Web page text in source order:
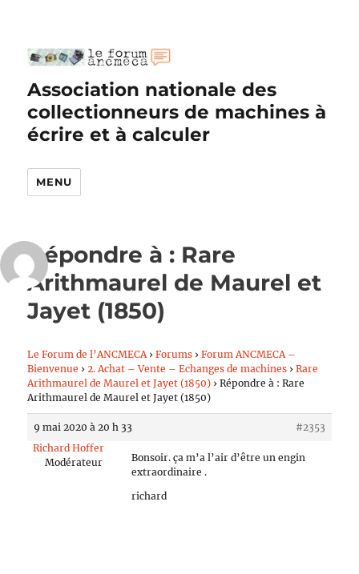
Association nationale des
collectionneurs de machines à
écrire et à calculer
MENU
Répondre à : Rare
Arithmaurel de Maurel et
Jayet (1850)
Le Forum de l’ANCMECA › Forums › Forum ANCMECA –
Bienvenue › 2. Achat – Vente – Echanges de machines › Rare
Arithmaurel de Maurel et Jayet (1850) › Répondre à : Rare
Arithmaurel de Maurel et Jayet (1850)
9 mai 2020 à 20 h 33
#2353
Richard Hoffer
Modérateur
Bonsoir. ça m’a l’air d’être un engin
extraordinaire .
richard